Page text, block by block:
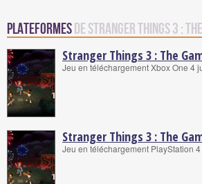
Plateformesde Stranger Things 3 :
Stranger Things 3 : The
Jeu en téléchargement Xbox One 4
Stranger Things 3 : The
Jeu en téléchargement PlayStation